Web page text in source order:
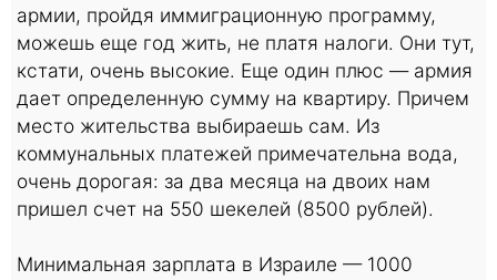
армии, пройдя иммиграционную программу,
можешь еще год жить, не платя налоги. Они тут,
кстати, очень высокие. Еще один плюс — армия
дает определенную сумму на квартиру. Причем
место жительства выбираешь сам. Из
коммунальных платежей примечательна вода,
очень дорогая: за два месяца на двоих нам
пришел счет на 550 шекелей (8500 рублей).
Минимальная зарплата в Израиле — 1000